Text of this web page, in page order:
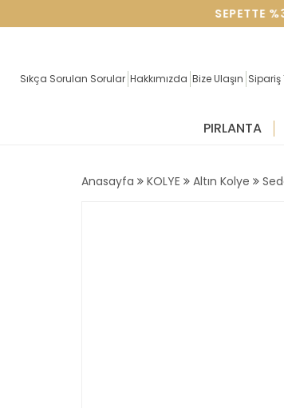
SEVGILILER GÜNÜNE ÖZEL
Sıkça Sorulan Sorular Hakkımızda Bize Ulaşın Sipariş
PIRLANTA
Anasayfa KOLYE Altın Kolye